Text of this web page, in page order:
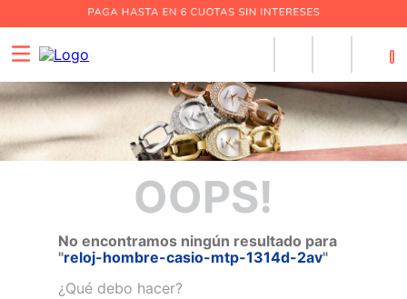
0
OOPS!
No encontramos ningún resultado para
"reloj-hombre-casio-mtp-1314d-2av"
¿Qué debo hacer?